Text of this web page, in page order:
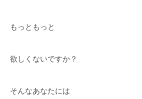
もっともっと
欲しくないですか？
そんなあなたには